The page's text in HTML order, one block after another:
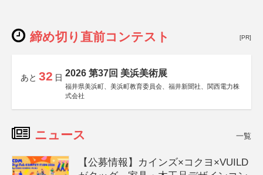
締め切り直前コンテスト [PR]
あと 32 日 2026 第37回 美浜美術展
福井県美浜町、美浜町教育委員会、福井新聞社、関西電力株
式会社
ニュース 一覧
【公募情報】カインズ×コクヨ×VUILD